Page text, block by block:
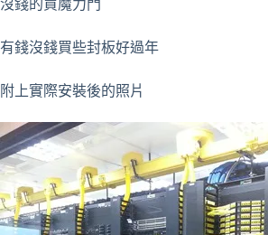
沒錢的買魔力門
有錢沒錢買些封板好過年
附上實際安裝後的照片